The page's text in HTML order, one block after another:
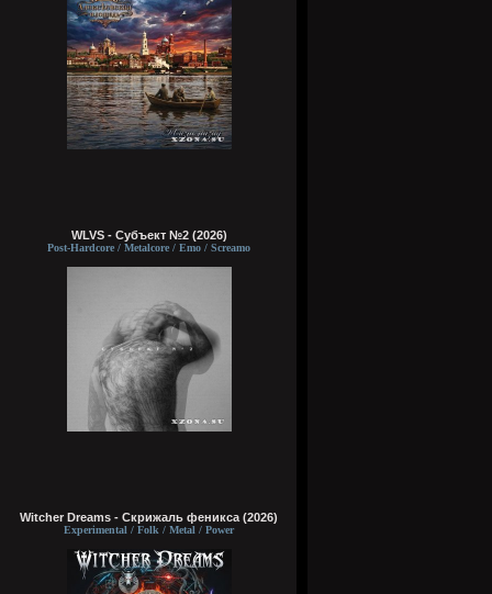
WLVS - Субъект №2 (2026)
Post-Hardcore / Metalcore / Emo / Screamo
Witcher Dreams - Скрижаль феникса (2026)
Experimental / Folk / Metal / Power